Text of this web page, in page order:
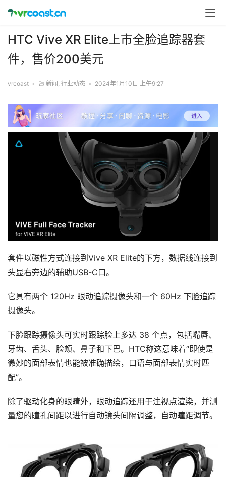
HTC Vive XR Elite上市全脸追踪器套
件，售价200美元
vrcoast • 新闻 , 行业动态 • 2024年1月10日 上午9:27
套件以磁性方式连接到Vive XR Elite的下方，数据线连接到
头显右旁边的辅助USB-C口。
它具有两个 120Hz 眼动追踪摄像头和一个 60Hz 下脸追踪
摄像头。
下脸跟踪摄像头可实时跟踪脸上多达 38 个点，包括嘴唇、
牙齿、舌头、脸颊、鼻子和下巴。HTC称这意味着“即使是
微妙的面部表情也能被准确描绘，口语与面部表情实时匹
配”。
除了驱动化身的眼睛外，眼动追踪还用于注视点渲染，并测
量您的瞳孔间距以进行自动镜头间隔调整，自动瞳距调节。